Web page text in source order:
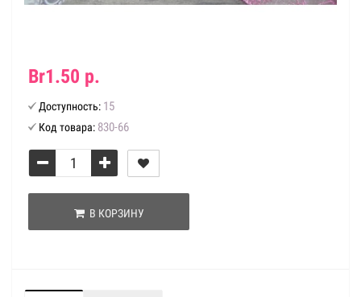
Br1.50 р.
Доступность: 15
Код товара: 830-66
В КОРЗИНУ